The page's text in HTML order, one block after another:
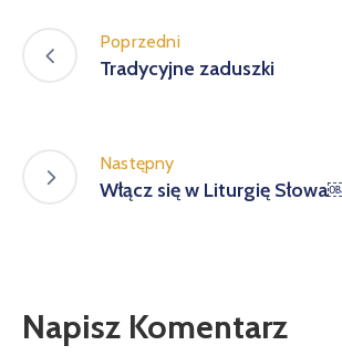
Poprzedni
Tradycyjne zaduszki
Następny
Włącz się w Liturgię
Napisz Komentarz